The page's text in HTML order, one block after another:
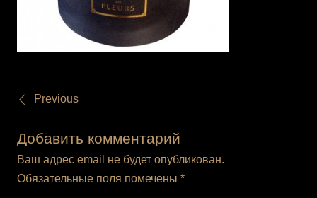
Previous
Добавить комментарий
Ваш адрес email не будет опубликован.
Обязательные поля помечены *